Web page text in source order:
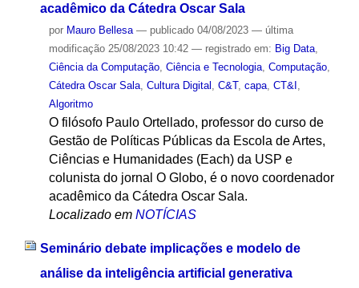
acadêmico da Cátedra Oscar Sala
por Mauro Bellesa — publicado04/08/2023 — última
modificação25/08/2023 10:42 — registrado em: Big Data,
Ciência da Computação, Ciência e Tecnologia, Computação,
Cátedra Oscar Sala, Cultura Digital C&T, capa, CT&I
Algoritmo
O filósofo Paulo Ortellado, professor do curso de
Gestão de Políticas Públicas da Escola de Artes,
Ciências e Humanidades (Each) da USP e
colunista do jornal O Globo, é o novo coordenador
acadêmico da Cátedra Oscar Sala.
Localizado em NOTÍCIAS
Seminário debate implicações e modelo de
análise da inteligência artificial generativa